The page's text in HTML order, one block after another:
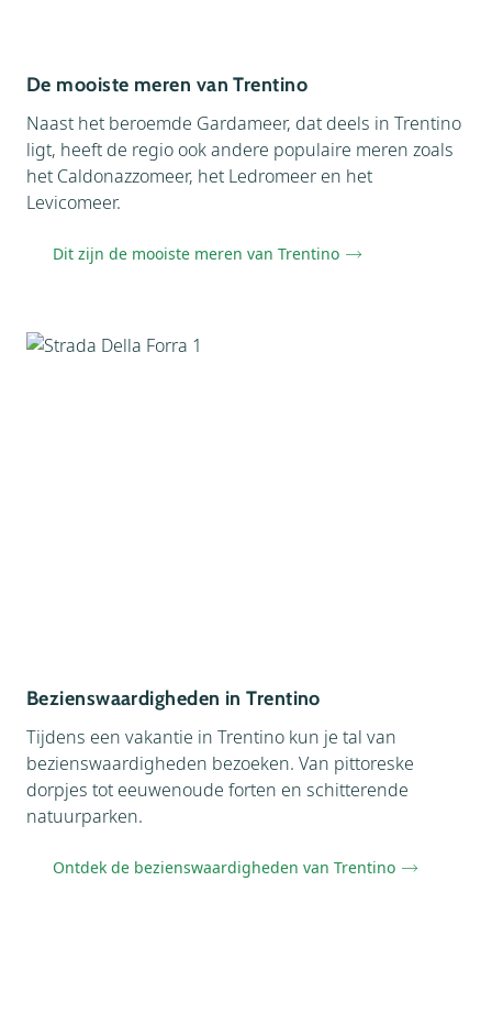
De mooiste meren van Trentino
Naast het beroemde Gardameer, dat deels in Trentino
ligt, heeft de regio ook andere populaire meren zoals
het Caldonazzomeer, het Ledromeer en het
Levicomeer.
Dit zijn de mooiste meren van Trentino
Bezienswaardigheden in Trentino
Tijdens een vakantie in Trentino kun je tal van
bezienswaardigheden bezoeken. Van pittoreske
dorpjes tot eeuwenoude forten en schitterende
natuurparken.
Ontdek de bezienswaardigheden van Trentino